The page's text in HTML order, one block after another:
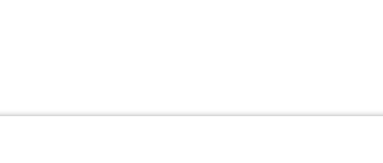
法甲 美洲杯 韩K联 NBA